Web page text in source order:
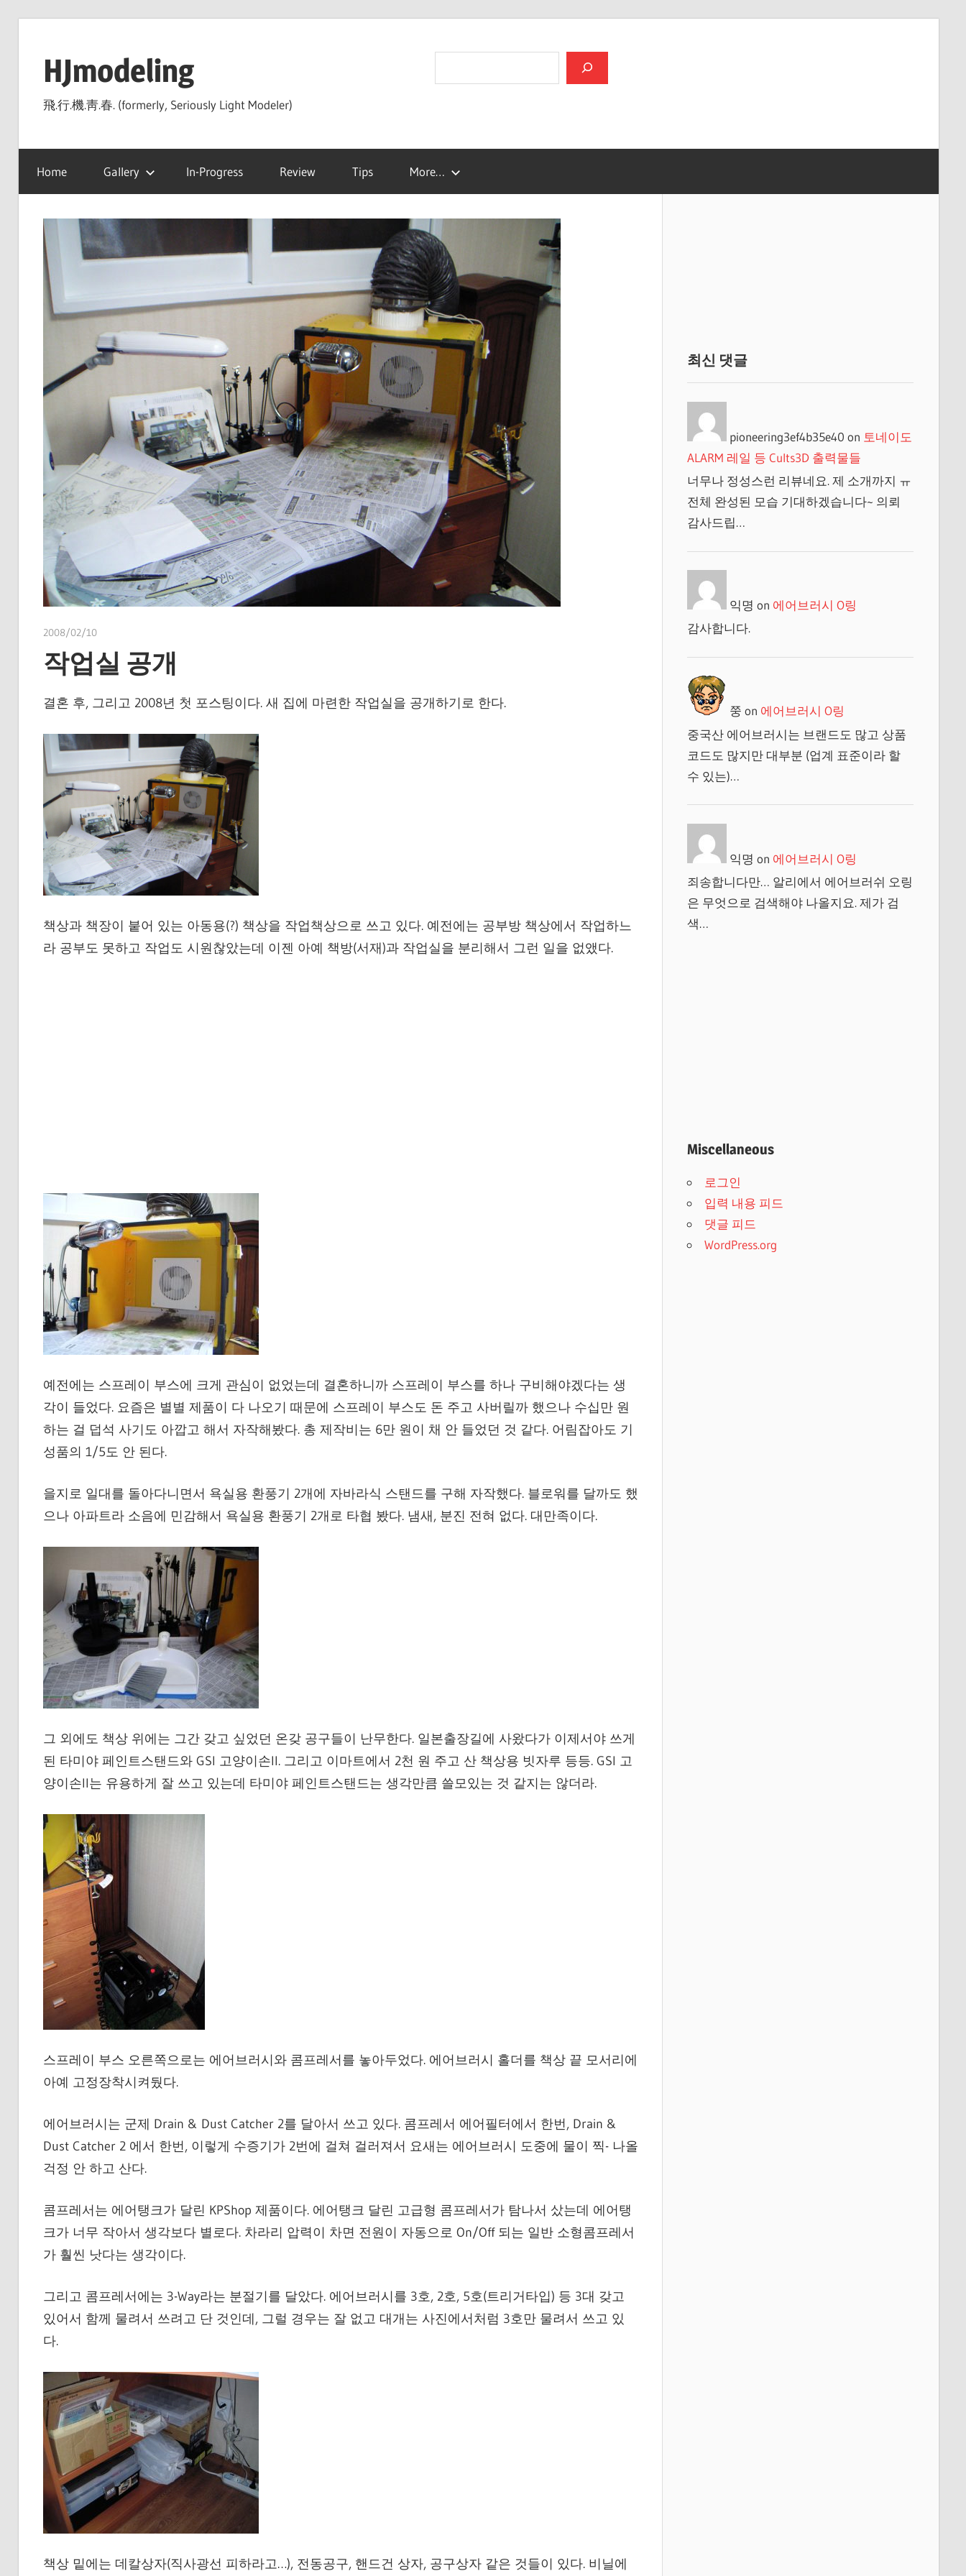
contentHJmodeling
飛.行.機.靑.春. (formerly, Seriously Light Modeler)
Home Gallery In-Progress Review Tips More…
2008/02/10쭝
작업실 공개
결혼 후, 그리고 2008년 첫 포스팅이다. 새 집에 마련한 작업실을 공개하기로 한다.
책상과 책장이 붙어 있는 아동용(?) 책상을 작업책상으로 쓰고 있다. 예전에는 공부방 책상에서 작업하느
라 공부도 못하고 작업도 시원찮았는데 이젠 아예 책방(서재)과 작업실을 분리해서 그런 일을 없앴다.
예전에는 스프레이 부스에 크게 관심이 없었는데 결혼하니까 스프레이 부스를 하나 구비해야겠다는 생
각이 들었다. 요즘은 별별 제품이 다 나오기 때문에 스프레이 부스도 돈 주고 사버릴까 했으나 수십만 원
하는 걸 덥석 사기도 아깝고 해서 자작해봤다. 총 제작비는 6만 원이 채 안 들었던 것 같다. 어림잡아도 기
성품의 1/5도 안 된다.
을지로 일대를 돌아다니면서 욕실용 환풍기 2개에 자바라식 스탠드를 구해 자작했다. 블로워를 달까도 했
으나 아파트라 소음에 민감해서 욕실용 환풍기 2개로 타협 봤다. 냄새, 분진 전혀 없다. 대만족이다.
그 외에도 책상 위에는 그간 갖고 싶었던 온갖 공구들이 난무한다. 일본출장길에 사왔다가 이제서야 쓰게
된 타미야 페인트스탠드와 GSI 고양이손II. 그리고 이마트에서 2천 원 주고 산 책상용 빗자루 등등. GSI 고
양이손II는 유용하게 잘 쓰고 있는데 타미야 페인트스탠드는 생각만큼 쓸모있는 것 같지는 않더라.
스프레이 부스 오른쪽으로는 에어브러시와 콤프레서를 놓아두었다. 에어브러시 홀더를 책상 끝 모서리에
아예 고정장착시켜뒀다.
에어브러시는 군제 Drain & Dust Catcher 2를 달아서 쓰고 있다. 콤프레서 에어필터에서 한번, Drain &
Dust Catcher 2 에서 한번, 이렇게 수증기가 2번에 걸쳐 걸러져서 요새는 에어브러시 도중에 물이 찍- 나올
걱정 안 하고 산다.
콤프레서는 에어탱크가 달린 KPShop 제품이다. 에어탱크 달린 고급형 콤프레서가 탐나서 샀는데 에어탱
크가 너무 작아서 생각보다 별로다. 차라리 압력이 차면 전원이 자동으로 On/Off 되는 일반 소형콤프레서
가 훨씬 낫다는 생각이다.
그리고 콤프레서에는 3-Way라는 분절기를 달았다. 에어브러시를 3호, 2호, 5호(트리거타입) 등 3대 갖고
있어서 함께 물려서 쓰려고 단 것인데, 그럴 경우는 잘 없고 대개는 사진에서처럼 3호만 물려서 쓰고 있
다.
책상 밑에는 데칼상자(직사광선 피하라고…), 전동공구, 핸드건 상자, 공구상자 같은 것들이 있다. 비닐에
최신 댓글
pioneering3ef4b35e40 on 토네이도
ALARM 레일 등 Cults3D 출력물들
너무나 정성스런 리뷰네요. 제 소개까지 ㅠ
전체 완성된 모습 기대하겠습니다~ 의뢰
감사드립…
익명 on 에어브러시 O링
감사합니다.
쭝 on 에어브러시 O링
중국산 에어브러시는 브랜드도 많고 상품
코드도 많지만 대부분 (업계 표준이라 할
수 있는)…
익명 on 에어브러시 O링
죄송합니다만… 알리에서 에어브러쉬 오링
은 무엇으로 검색해야 나올지요. 제가 검
색…
Miscellaneous
로그인
입력 내용 피드
댓글 피드
WordPress.org